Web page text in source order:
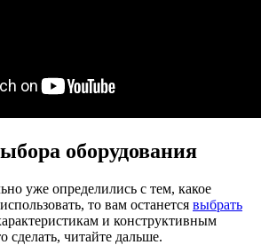
оборудования
уже определились с тем, какое
то вам останется выбрать
и конструктивным
сделать, читайте дальше.